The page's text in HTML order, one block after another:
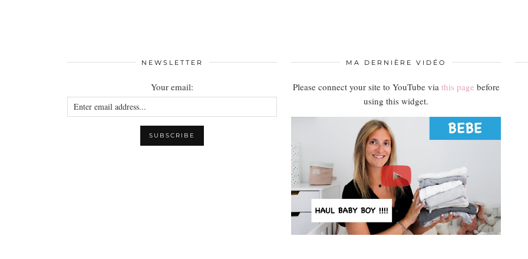
NEWSLETTER
Your email:
MA DERNIÈRE VIDÉO
Please connect your site to YouTube via this page before
using this widget.